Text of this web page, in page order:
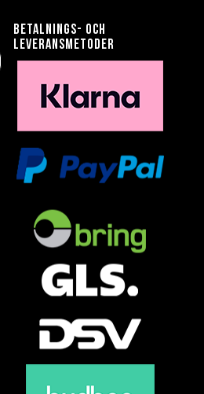
Betalnings- och
leveransmetoder